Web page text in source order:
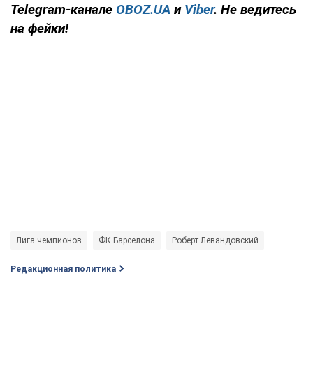
Telegram-канале OBOZ.UA и Viber. Не ведитесь
на фейки!
Лига чемпионов ФК Барселона Роберт Левандовский
Редакционная политика